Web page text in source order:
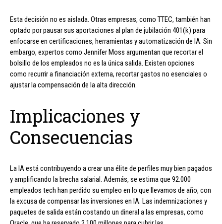
Esta decisión no es aislada. Otras empresas, como TTEC, también han
optado por pausar sus aportaciones al plan de jubilación 401(k) para
enfocarse en certificaciones, herramientas y automatización de IA. Sin
embargo, expertos como Jennifer Moss argumentan que recortar el
bolsillo de los empleados no es la única salida. Existen opciones
como recurrir a financiación externa, recortar gastos no esenciales o
ajustar la compensación de la alta dirección.
Implicaciones y
Consecuencias
La IA está contribuyendo a crear una élite de perfiles muy bien pagados
y amplificando la brecha salarial. Además, se estima que 92.000
empleados tech han perdido su empleo en lo que llevamos de año, con
la excusa de compensar las inversiones en IA. Las indemnizaciones y
paquetes de salida están costando un dineral a las empresas, como